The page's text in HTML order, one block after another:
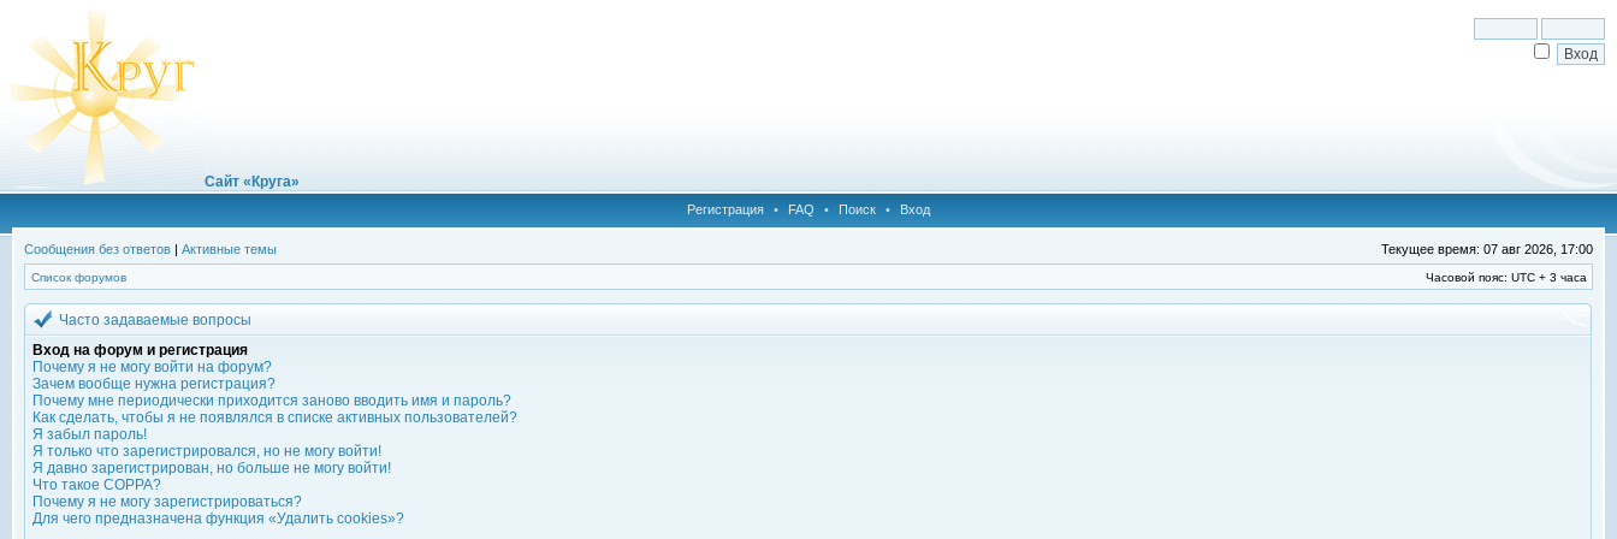
Сайт «Круга»
Регистрация • FAQ • Поиск • Вход
Сообщения без ответов | Активные темы Текущее время: 07 авг 2026, 17:00
Список форумов Часовой пояс: UTC + 3 часа
Часто задаваемые вопросы
Вход на форум и регистрация
Почему я не могу войти на форум?
Зачем вообще нужна регистрация?
Почему мне периодически приходится заново вводить имя и пароль?
Как сделать, чтобы я не появлялся в списке активных пользователей?
Я забыл пароль!
Я только что зарегистрировался, но не могу войти!
Я давно зарегистрирован, но больше не могу войти!
Что такое COPPA?
Почему я не могу зарегистрироваться?
Для чего предназначена функция «Удалить cookies»?